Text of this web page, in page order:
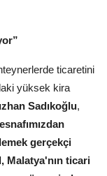
ticaretini
yüksek kira
Sadıkoğlu,
gerçekçi
Malatya'nın ticari